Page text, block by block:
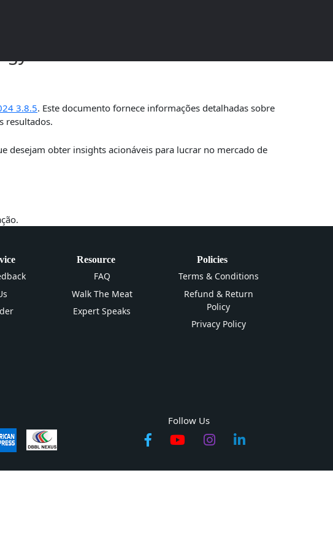
2024
3.8.5. Este documento fornece informações detalhadas sobre
resultados.
desejam obter insights acionáveis para lucrar no mercado de
Resource
FAQ
Walk The Meat
Expert Speaks
Policies
Terms & Conditions
Refund & Return
Policy
Privacy Policy
Follow Us